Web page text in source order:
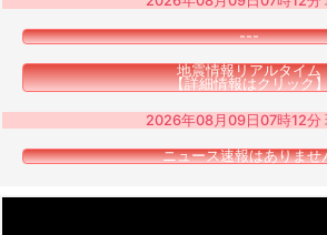
---
地震情報リアルタイム
【詳細情報はクリック
2026年08月09日07時12分
ニュース速報はありませ